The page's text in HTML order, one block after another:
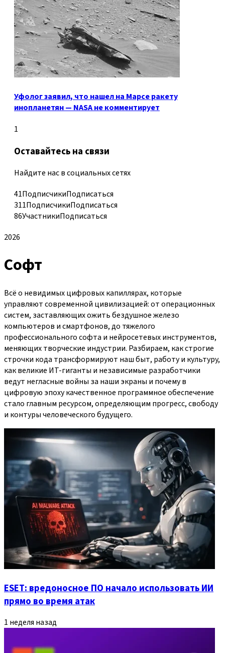
Уфолог заявил, что нашел на Марсе ракету
инопланетян — NASA не комментирует
1
Оставайтесь на связи
Найдите нас в социальных сетях
41ПодписчикиПодписаться
311ПодписчикиПодписаться
86УчастникиПодписаться
2026
Софт
Всё о невидимых цифровых капиллярах, которые
управляют современной цивилизацией: от операционных
систем, заставляющих ожить бездушное железо
компьютеров и смартфонов, до тяжелого
профессионального софта и нейросетевых инструментов,
меняющих творческие индустрии. Разбираем, как строгие
строчки кода трансформируют наш быт, работу и культуру,
как великие ИТ-гиганты и независимые разработчики
ведут негласные войны за наши экраны и почему в
цифровую эпоху качественное программное обеспечение
стало главным ресурсом, определяющим прогресс, свободу
и контуры человеческого будущего.
ESET: вредоносное ПО начало использовать ИИ
прямо во время атак
1 неделя назад